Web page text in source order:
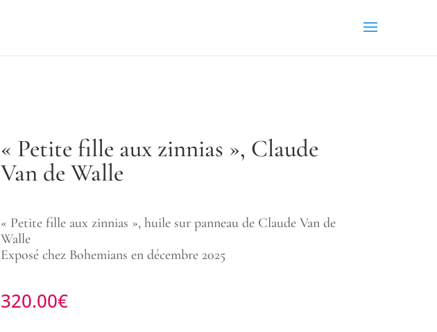
« Petite fille aux zinnias », Claude
Van de Walle
« Petite fille aux zinnias », huile sur panneau de Claude Van de
Walle
Exposé chez Bohemians en décembre 2025
320.00€